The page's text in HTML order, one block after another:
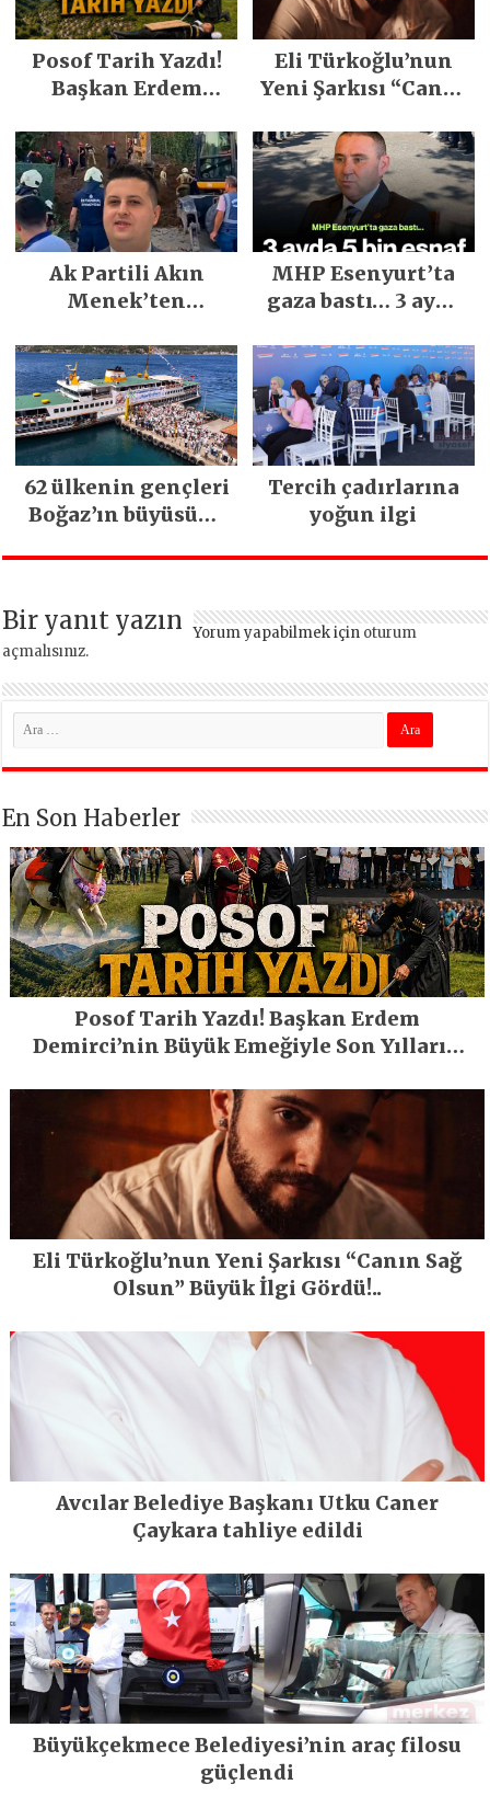
Posof Tarih Yazdı!
Başkan Erdem
Emeğiyle Son
Yılların En Büyük
Festivali
Gerçekleşti
Eli Türkoğlu’nun
Yeni Şarkısı “Canın
İlgi Gördü!..
Ak Partili Akın
Menek’ten
heyelan sonrası
kritik uyarı
MHP Esenyurt’ta
gaza bastı… 3 ayda
edildi
62 ülkenin gençleri
Boğaz’ın büyüsüne
Tercih çadırlarına
yoğun ilgi
Bir yanıt yazın Yorum yapabilmek için oturum
açmalısınız.
En Son Haberler
Posof Tarih Yazdı! Başkan Erdem
Demirci’nin Büyük Emeğiyle Son Yılların
Eli Türkoğlu’nun Yeni Şarkısı “Canın Sağ
Olsun” Büyük İlgi Gördü!..
Avcılar Belediye Başkanı Utku Caner
Çaykara tahliye edildi
Büyükçekmece Belediyesi’nin araç filosu
güçlendi